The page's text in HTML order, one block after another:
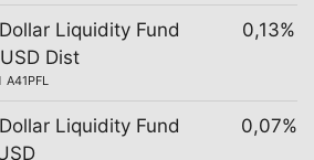
Liquidity Fund
Dist
A41PFL
0,13%
Liquidity Fund
0,07%